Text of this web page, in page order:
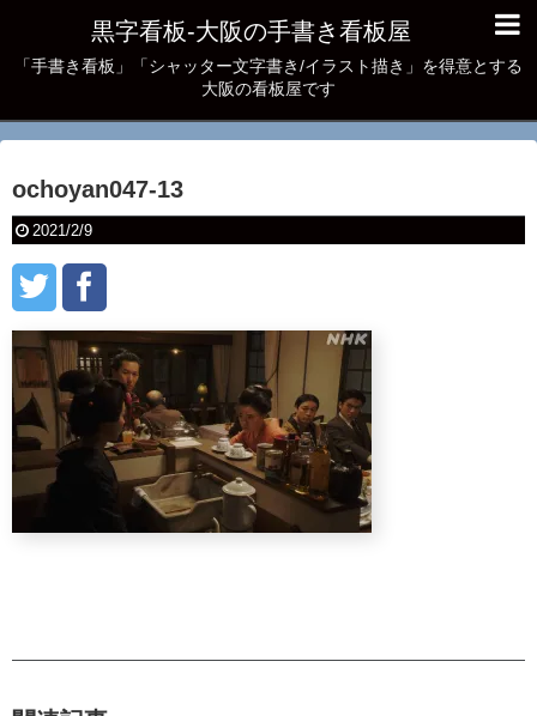
黒字看板‐大阪の手書き看板屋
「手書き看板」「シャッター文字書き/イラスト描き」を得意とする
大阪の看板屋です
ochoyan047-13
2021/2/9